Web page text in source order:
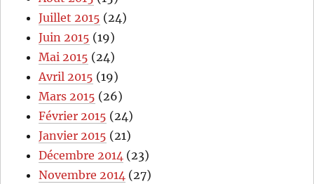
Juillet 2015 (24)
Juin 2015 (19)
Mai 2015 (24)
Avril 2015 (19)
Mars 2015 (26)
Février 2015 (24)
Janvier 2015 (21)
Décembre 2014 (23)
Novembre 2014 (27)